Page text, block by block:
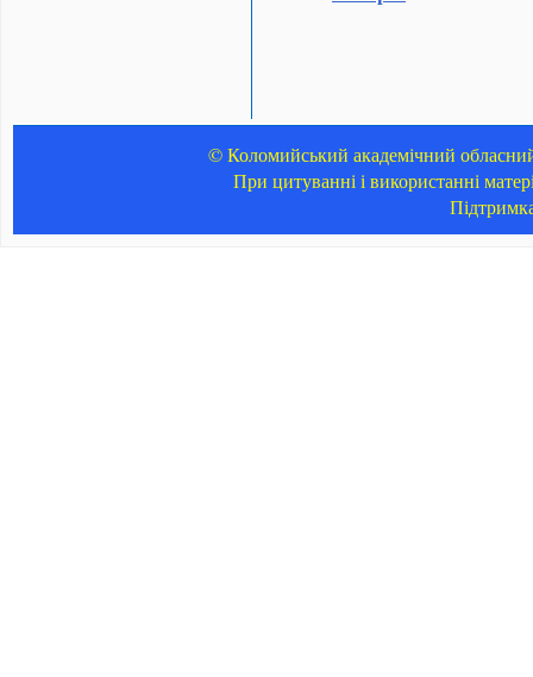
© Коломийський академічний
При цитуванні і використанні